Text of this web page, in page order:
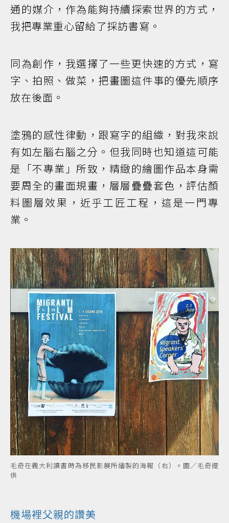
通的媒介，作為能夠持續探索世界的方式，
我把專業重心留給了採訪書寫。
同為創作，我選擇了一些更快速的方式，寫
字、拍照、做菜，把畫圖這件事的優先順序
放在後面。
塗鴉的感性律動，跟寫字的組織，對我來說
有如左腦右腦之分。但我同時也知道這可能
是「不專業」所致，精緻的繪圖作品本身需
要周全的畫面規畫，層層疊疊套色，評估顏
料圖層效果，近乎工匠工程，這是一門專
業。
毛奇在義大利讀書時為移民影展所繪製的海報（右）。圖／毛奇提
供
機場裡父親的讚美